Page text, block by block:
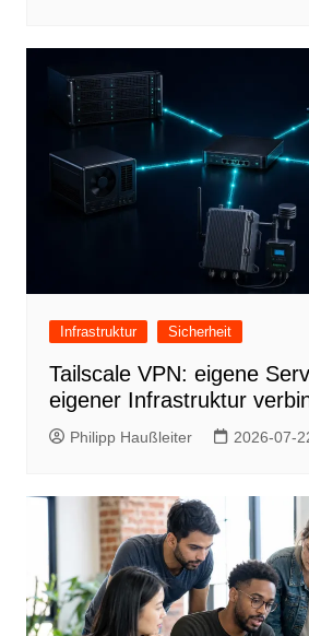
Infrastruktur Sicherheit
Tailscale VPN: eigene
eigener Infrastruktur
Philipp Haußleiter 2026-07-